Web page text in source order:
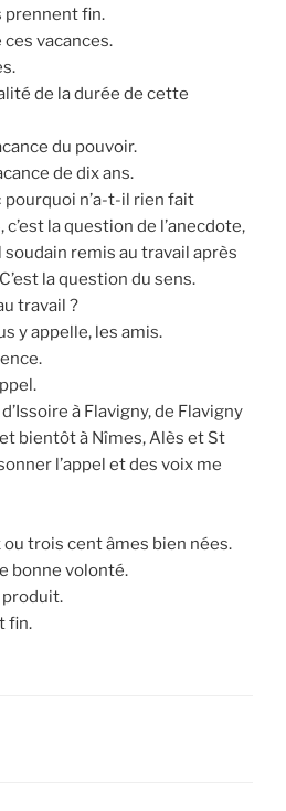
prennent fin.
vacances.
de la durée de cette
du pouvoir.
de dix ans.
pourquoi n’a-t-il rien fait
c’est la question de l’anecdote,
soudain remis au travail après
la question du sens.
travail ?
y appelle, les amis.
à Flavigny, de Flavigny
bientôt à Nîmes, Alès et St
l’appel et des voix me
trois cent âmes bien nées.
bonne volonté.
produit.
fin.